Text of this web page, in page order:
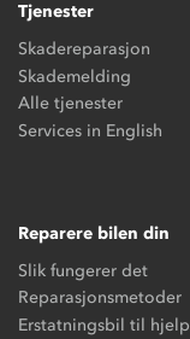
Tjenester
Skadereparasjon
Skademelding
Alle tjenester
Services in English
Reparere bilen din
Slik fungerer det
Reparasjonsmetoder
Erstatningsbil til hjelp